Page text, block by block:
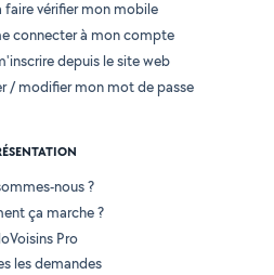
faire vérifier mon mobile
connecter à mon compte
depuis le site web
/ modifier mon mot de passe
nous ?
ça marche ?
Pro
les demandes